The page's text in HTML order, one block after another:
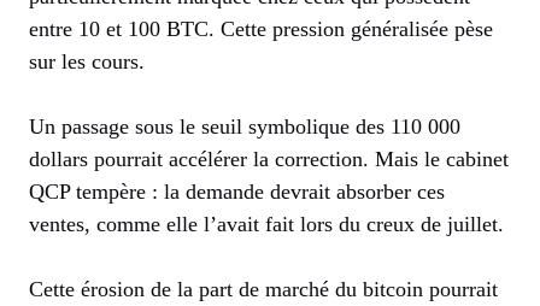
entre 10 et 100 BTC. Cette pression généralisée pèse
sur les cours.
Un passage sous le seuil symbolique des 110 000
dollars pourrait accélérer la correction. Mais le cabinet
QCP tempère : la demande devrait absorber ces
ventes, comme elle l’avait fait lors du creux de juillet.
Cette érosion de la part de marché du bitcoin pourrait